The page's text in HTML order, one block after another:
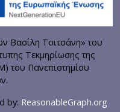
Βασίλη Τσιτσάνη» του
Τεκμηρίωσης της
του Πανεπιστημίου
by: ReasonableGraph.org